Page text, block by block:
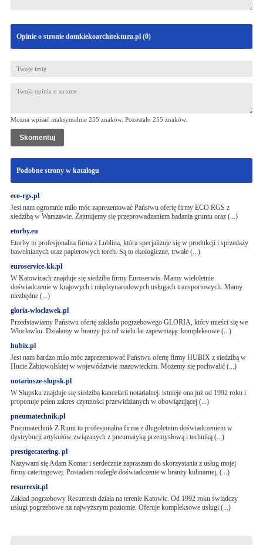
Opinie o stronie domkiekoarchitektura.pl (0)
Można wpisać maksymalnie 255 znaków. Pozostało 255 znaków.
Podobne strony w katalogu
eco-rgs.pl
Jest nam ogromnie miło móc zaprezentować Państwu ofertę firmy ECO RGS z
siedzibą w Warszawie. Zajmujemy się przeprowadzaniem badania gruntu oraz (...)
etorby.eu
Etorby to profesjonalna firma z Lublina, która specjalizuje się w produkcji i sprzedaży
bawełnianych oraz papierowych toreb. Są to ekologiczne, trwałe (...)
euroservice-kk.pl
W Katowicach znajduje się siedziba firmy Euroserwis. Mamy wieloletnie
doświadczenie w krajowych i międzynarodowych usługach transportowych. Mamy
niezbędne (...)
gloria-wloclawek.pl
Przedstawiamy Państwu ofertę zakładu pogrzebowego GLORIA, który mieści się we
Włocławku. Działamy w branży już od wielu lat zapewniając kompleksowe (...)
hubix.pl
Jest nam bardzo miło móc zaprezentować Państwu ofertę firmy HUBIX z siedzibą w
Hucie Żabiowolskiej w województwie mazowieckim. Możemy się pochwalić (...)
notariusze-slupsk.pl
W Słupsku znajduje się siedziba kancelarii notarialnej. istnieje ona już od 1992 roku i
proponuje pełen zakres czynności przewidzianych w obowiązującej (...)
pneumatechnik.pl
Pneumatechnik Z Rumi to profesjonalna firma z długoletnim doświadczeniem w
dystrybucji artykułów związanych z pneumatyką przemysłową i techniką (...)
prestigecatering. pl
Nazywam się Adam Komar i serdecznie zapraszam do skorzystania z usług mojej
firmy cateringowej. Posiadam rozległe doświadczenie w branży kulinarnej, (...)
resurrexit.pl
Zakład pogrzebowy Resurrexit działa na terenie Katowic. Od 1992 roku świadczy
usługi pogrzebowe na najwyższym poziomie. Oferuje kompleksowe usługi (...)